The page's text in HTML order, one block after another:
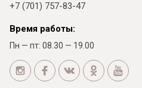
+7 (701) 757-83-47
Время работы:
Пн — пт: 08.30 — 19.00